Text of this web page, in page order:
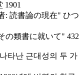
1901
: 読書論の現在" ひつ
の類書に就いて" 432
타난 근대성의 두 가